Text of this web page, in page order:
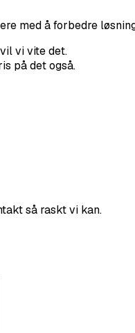
med å forbedre
vi vite det.
på det også.
så raskt vi kan.